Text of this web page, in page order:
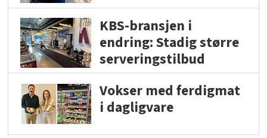
KBS-bransjen i
endring: Stadig større
serveringstilbud
Vokser med ferdigmat
i dagligvare